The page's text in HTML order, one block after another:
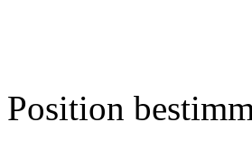
Position